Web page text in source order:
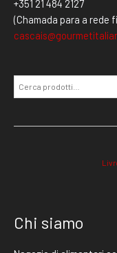
+351 21 484 2127
(Chamada para a rede
Chi siamo